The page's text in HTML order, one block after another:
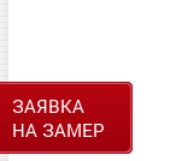
ЗАЯВКА
НА ЗАМЕР